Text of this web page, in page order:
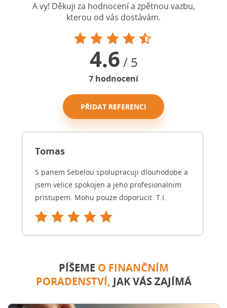
A vy! Děkuji za hodnocení a zpětnou vazbu,
kterou od vás dostávám.
4.6 / 5
7 hodnocení
PŘIDAT REFERENCI
Tomas
S panem Sebelou spolupracuji dlouhodobe a
jsem velice spokojen a jeho profesionalnim
pristupem. Mohu pouze doporucit. T.I.
PÍŠEME O FINANČNÍM
PORADENSTVÍ, JAK VÁS ZAJÍMÁ